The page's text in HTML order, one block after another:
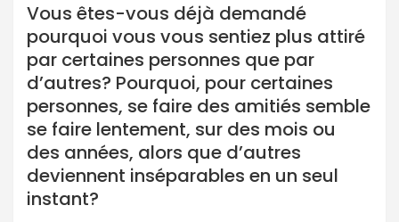
Vous êtes-vous déjà demandé
pourquoi vous vous sentiez plus attiré
par certaines personnes que par
d’autres? Pourquoi, pour certaines
personnes, se faire des amitiés semble
se faire lentement, sur des mois ou
des années, alors que d’autres
deviennent inséparables en un seul
instant?